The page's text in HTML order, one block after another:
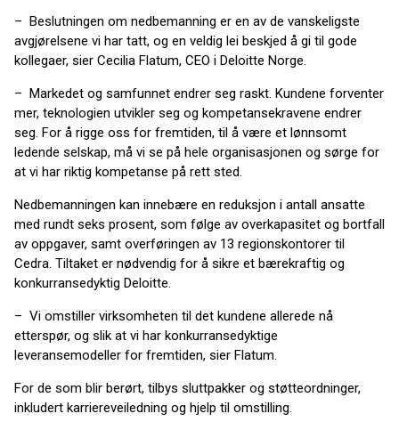
– Beslutningen om nedbemanning er en av de vanskeligste
avgjørelsene vi har tatt, og en veldig lei beskjed å gi til gode
kollegaer, sier Cecilia Flatum, CEO i Deloitte Norge.
– Markedet og samfunnet endrer seg raskt. Kundene forventer
mer, teknologien utvikler seg og kompetansekravene endrer
seg. For å rigge oss for fremtiden, til å være et lønnsomt
ledende selskap, må vi se på hele organisasjonen og sørge for
at vi har riktig kompetanse på rett sted.
Nedbemanningen kan innebære en reduksjon i antall ansatte
med rundt seks prosent, som følge av overkapasitet og bortfall
av oppgaver, samt overføringen av 13 regionskontorer til
Cedra. Tiltaket er nødvendig for å sikre et bærekraftig og
konkurransedyktig Deloitte.
– Vi omstiller virksomheten til det kundene allerede nå
etterspør, og slik at vi har konkurransedyktige
leveransemodeller for fremtiden, sier Flatum.
For de som blir berørt, tilbys sluttpakker og støtteordninger,
inkludert karriereveiledning og hjelp til omstilling.